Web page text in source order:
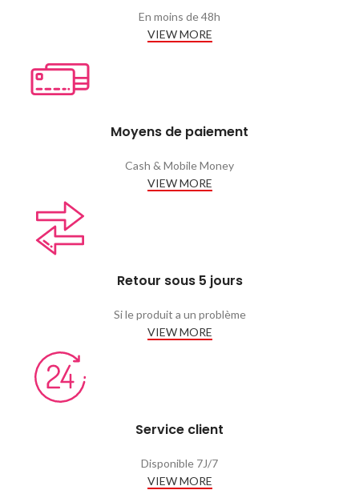
En moins de 48h
VIEW MORE
Moyens de paiement
Cash & Mobile Money
VIEW MORE
Retour sous 5 jours
Si le produit a un problème
VIEW MORE
Service client
Disponible 7J/7
VIEW MORE